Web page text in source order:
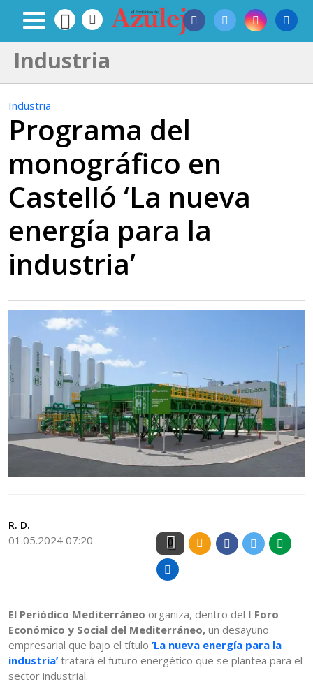
Industria
Industria
Programa del
monográfico en
Castelló ‘La nueva
energía para la
industria’
R. D.
01.05.2024 07:20 0
El Periódico Mediterráneo organiza, dentro del I Foro
Económico y Social del Mediterráneo, un desayuno
empresarial que bajo el título ’La nueva energía para la
industria’ tratará el futuro energético que se plantea para el
sector industrial.